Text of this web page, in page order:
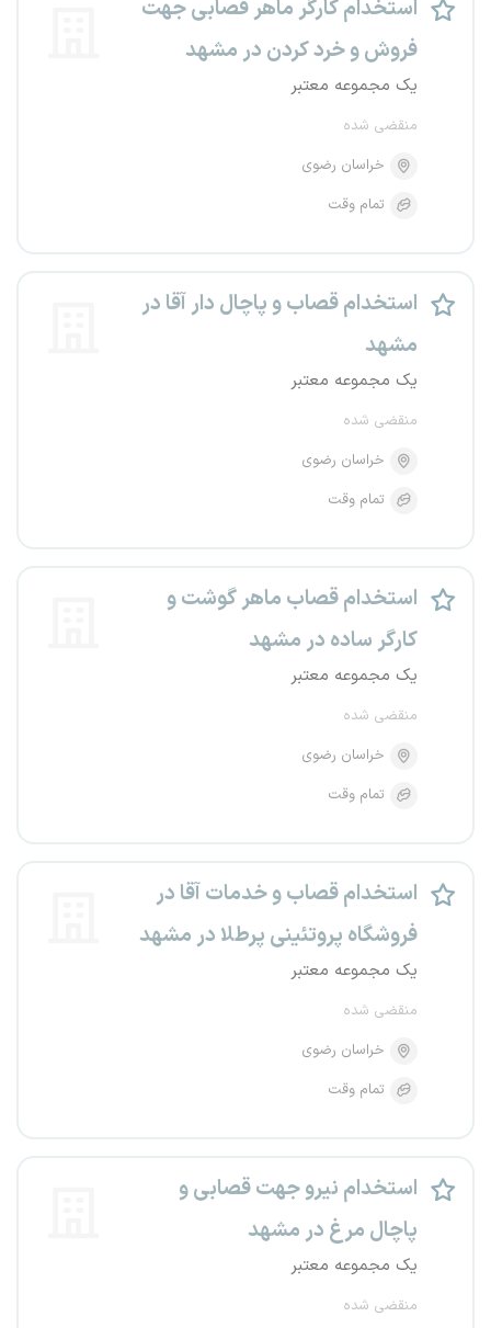
استخدام کارگر ماهر قصابی جهت
فروش و خرد کردن در مشهد
یک مجموعه معتبر
منقضی شده
خراسان رضوی
تمام وقت
استخدام قصاب و پاچال دار آقا در
مشهد
یک مجموعه معتبر
منقضی شده
خراسان رضوی
تمام وقت
استخدام قصاب ماهر گوشت و
کارگر ساده در مشهد
یک مجموعه معتبر
منقضی شده
خراسان رضوی
تمام وقت
استخدام قصاب و خدمات آقا در
فروشگاه پروتئینی پرطلا در مشهد
یک مجموعه معتبر
منقضی شده
خراسان رضوی
تمام وقت
استخدام نیرو جهت قصابی و
پاچال مرغ در مشهد
یک مجموعه معتبر
منقضی شده